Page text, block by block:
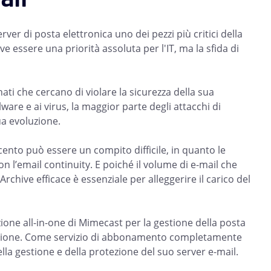
di posta elettronica uno dei pezzi più critici della
essere una priorità assoluta per l'IT, ma la sfida di
che cercano di violare la sicurezza della sua
e ai virus, la maggior parte degli attacchi di
evoluzione.
può essere un compito difficile, in quanto le
continuity. E poiché il volume di e-mail che
efficace è essenziale per alleggerire il carico del
all-in-one di Mimecast per la gestione della posta
Come servizio di abbonamento completamente
gestione e della protezione del suo server e-mail.